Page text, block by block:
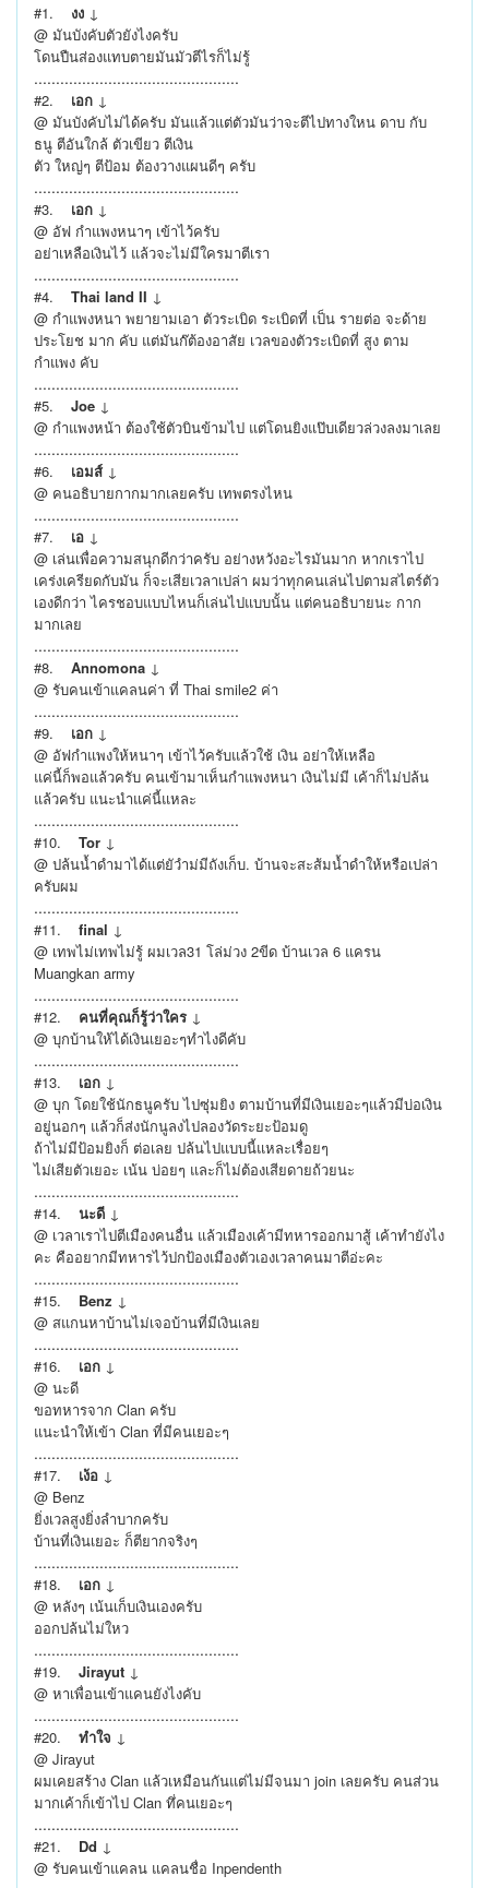
#1. งง ↓
@ มันบังคับตัวยังไงครับ
โดนปืนส่องแทบตายมันมัวตีไรก็ไม่รู้
...............................................
#2. เอก ↓
@ มันบังคับไม่ได้ครับ มันแล้วแต่ตัวมันว่าจะตีไปทางใหน ดาบ กับ
ธนู ตีอันใกล้ ตัวเขียว ตีเงิน
ตัว ใหญ่ๆ ตีป้อม ต้องวางแผนดีๆ ครับ
...............................................
#3. เอก ↓
@ อัฟ กำแพงหนาๆ เข้าไว้ครับ
อย่าเหลือเงินไว้ แล้วจะไม่มีใครมาตีเรา
...............................................
#4. Thai land II ↓
@ กำแพงหนา พยายามเอา ตัวระเบิด ระเบิดที่ เป็น รายต่อ จะด้าย
ประโยช มาก คับ แต่มันก๊ต้องอาสัย เวลของตัวระเบิดที่ สูง ตาม
กำแพง คับ
...............................................
#5. Joe ↓
@ กำแพงหน้า ต้องใช้ตัวบินข้ามไป แต่โดนยิงแป๊บเดียวล่วงลงมาเลย
...............................................
#6. เอมส์↓
@ คนอธิบายกากมากเลยครับ เทพตรงไหน
...............................................
#7. เอ ↓
@ เล่นเพื่อความสนุกดีกว่าครับ อย่างหวังอะไรมันมาก หากเราไป
เคร่งเครียดกับมัน ก็จะเสียเวลาเปล่า ผมว่าทุกคนเล่นไปตามสไตร์ตัว
เองดีกว่า ไครชอบแบบไหนก็เล่นไปแบบนั้น แต่คนอธิบายนะ กาก
มากเลย
...............................................
#8. Annomona ↓
@ รับคนเข้าแคลนค่า ที่ Thai smile2 ค่า
...............................................
#9. เอก ↓
@ อัฟกำแพงให้หนาๆ เข้าไว้ครับแล้วใช้ เงิน อย่าให้เหลือ
แค่นี้ก็พอแล้วครับ คนเข้ามาเห็นกำแพงหนา เงินไม่มี เค้าก็ไม่ปล้น
แล้วครับ แนะนำแค่นี้แหละ
...............................................
#10. Tor ↓
@ ปล้นน้ำดำมาได้แต่ยัวำม่มีถังเก็บ. บ้านจะสะส้มน้ำดำให้หรือเปล่า
ครับผม
...............................................
#11. final ↓
@ เทพไม่เทพไม่รู้ ผมเวล31 โล่ม่วง 2ขีด บ้านเวล 6 แครน
Muangkan army
...............................................
#12. คนที่คุณก็รู้ว่าใคร ↓
@ บุกบ้านให้ได้เงินเยอะๆทำไงดีคับ
...............................................
#13. เอก ↓
@ บุก โดยใช้นักธนูครับ ไปซุ่มยิง ตามบ้านที่มีเงินเยอะๆแล้วมีบ่อเงิน
อยู่นอกๆ แล้วก็ส่งนักนูลงไปลองวัดระยะป้อมดู
ถ้าไม่มีป้อมยิงก็ ต่อเลย ปล้นไปแบบนี้แหละเรื่อยๆ
ไม่เสียตัวเยอะ เน้น บ่อยๆ และก็ไม่ต้องเสียดายถ้วยนะ
...............................................
#14. นะดี ↓
@ เวลาเราไปตีเมืองคนอื่น แล้วเมืองเค้ามีทหารออกมาสู้ เค้าทำยังไง
คะ คืออยากมีทหารไว้ปกป้องเมืองตัวเองเวลาคนมาตีอ่ะคะ
...............................................
#15. Benz ↓
@ สแกนหาบ้านไม่เจอบ้านที่มีเงินเลย
...............................................
#16. เอก ↓
@ นะดี
ขอทหารจาก Clan ครับ
แนะนำให้เข้า Clan ที่มีคนเยอะๆ
...............................................
#17. เง้อ ↓
@ Benz
ยิ่งเวลสูงยิ่งลำบากครับ
บ้านที่เงินเยอะ ก็ตียากจริงๆ
...............................................
#18. เอก ↓
@ หลังๆ เน้นเก็บเงินเองครับ
ออกปล้นไม่ใหว
...............................................
#19. Jirayut ↓
@ หาเพื่อนเข้าแคนยังไงคับ
...............................................
#20. ทำใจ ↓
@ Jirayut
ผมเคยสร้าง Clan แล้วเหมือนกันแต่ไม่มีจนมา join เลยครับ คนส่วน
มากเค้าก็เข้าไป Clan ทึ่คนเยอะๆ
...............................................
#21. Dd ↓
@ รับคนเข้าแคลน แคลนชื่อ Inpendenth